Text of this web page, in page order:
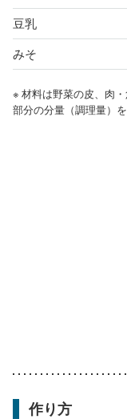
豆乳
みそ
※ 材料は野菜の皮、肉
部分の分量（調理量）を
作り方